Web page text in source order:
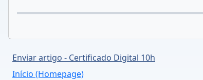
Enviar artigo - Certificado Digital 10h
Início (Homepage)